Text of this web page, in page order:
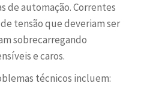
de automação. Correntes
tensão que deveriam ser
sobrecarregando
e caros.
técnicos incluem: